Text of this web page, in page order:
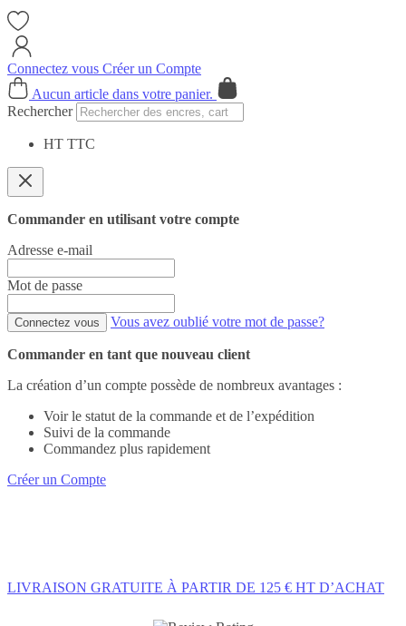
Connectez vous Créer un Compte
Cart
Aucun article dans votre panier.
Rechercher
HT TTC
Commander en utilisant votre compte
Adresse e-mail
Mot de passe
Connectez vous Vous avez oublié votre mot de passe?
Commander en tant que nouveau client
La création d’un compte possède de nombreux avantages :
Voir le statut de la commande et de l’expédition
Suivi de la commande
Commandez plus rapidement
Créer un Compte
LIVRAISON GRATUITE À PARTIR DE 125 € HT D’ACHAT